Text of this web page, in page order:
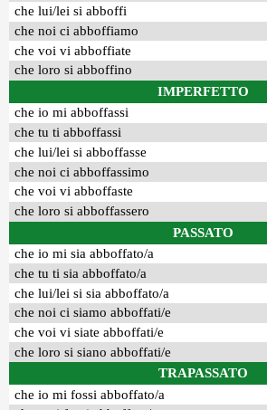
che lui/lei si abboffi
che noi ci abboffiamo
che voi vi abboffiate
che loro si abboffino
IMPERFETTO
che io mi abboffassi
che tu ti abboffassi
che lui/lei si abboffasse
che noi ci abboffassimo
che voi vi abboffaste
che loro si abboffassero
PASSATO
che io mi sia abboffato/a
che tu ti sia abboffato/a
che lui/lei si sia abboffato/a
che noi ci siamo abboffati/e
che voi vi siate abboffati/e
che loro si siano abboffati/e
TRAPASSATO
che io mi fossi abboffato/a